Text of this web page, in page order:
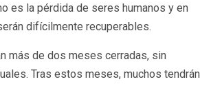
es la pérdida de seres humanos y en
difícilmente recuperables.
más de dos meses cerradas, sin
Tras estos meses, muchos tendrán